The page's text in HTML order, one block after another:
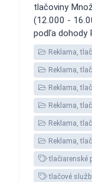
tlačoviny
(12.000 -
podľa dohody
Reklama, tlač
Reklama, tlač
Reklama, tlač
Reklama, tlač
Reklama, tlač
Reklama, tlač
tlačiarenské
tlačové